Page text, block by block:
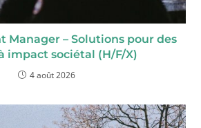
Manager – Solutions pour des
impact sociétal (H/F/X)
4 août 2026